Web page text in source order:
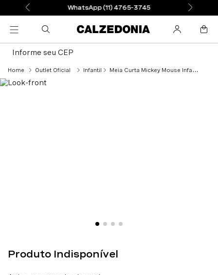
WhatsApp (11) 4765-3745
Informe seu CEP
Outlet Oficial Infantil Meia Curta Mickey Mouse Infantil - Azul